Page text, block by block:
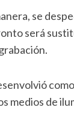
se
será
medios de